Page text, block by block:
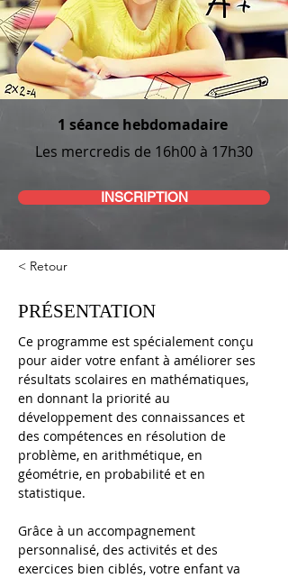
1 séance hebdomadaire
Les mercredis de 16h00 à 17h30
INSCRIPTION
< Retour
PRÉSENTATION
Ce programme est spécialement conçu
pour aider votre enfant à améliorer ses
résultats scolaires en mathématiques,
en donnant la priorité au
développement des connaissances et
des compétences en résolution de
problème, en arithmétique, en
géométrie, en probabilité et en
statistique.
Grâce à un accompagnement
personnalisé, des activités et des
exercices bien ciblés, votre enfant va